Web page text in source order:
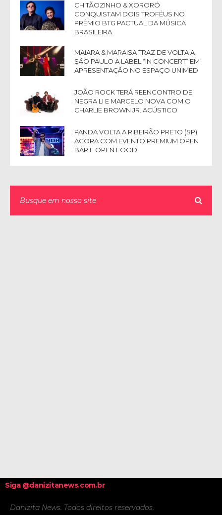
CHITÃOZINHO & XORORÓ
CONQUISTAM DOIS TROFÉUS NO
PRÊMIO BTG PACTUAL DA MÚSICA
BRASILEIRA
MAIARA & MARAISA TRAZ DE VOLTA A
SÃO PAULO A LABEL “IN CONCERT” EM
APRESENTAÇÃO NO ESPAÇO UNIMED
JOÃO ROCK TERÁ REENCONTRO DE
NEGRA LI E MARCELO NOVA COM O
CHARLIE BROWN JR. ACÚSTICO
PANDA VOLTA A RIBEIRÃO PRETO (SP)
AGORA COM EVENTO PREMIUM OPEN
BAR E OPEN FOOD
Siga @danizitanews.com.br
Danizita News. Todos direitos reservados.